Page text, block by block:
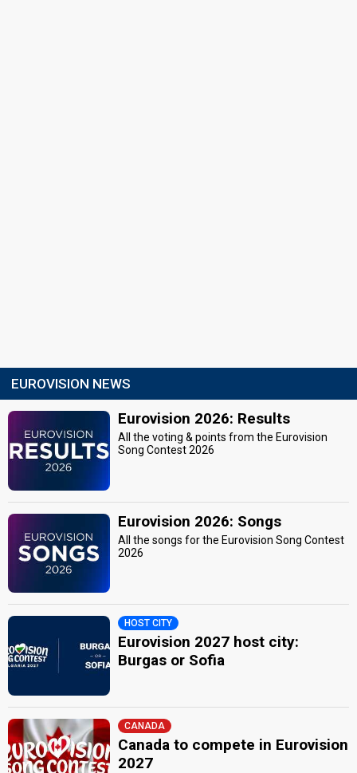
EUROVISION NEWS
Eurovision 2026: Results
All the voting & points from the Eurovision
Song Contest 2026
Eurovision 2026: Songs
All the songs for the Eurovision Song Contest
2026
HOST CITY
Eurovision 2027 host city:
Burgas or Sofia
CANADA
Canada to compete in Eurovision
2027